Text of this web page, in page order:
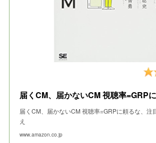
届くCM、届かないCM 視聴率=GRPに頼るな、注
え
www.amazon.co.jp